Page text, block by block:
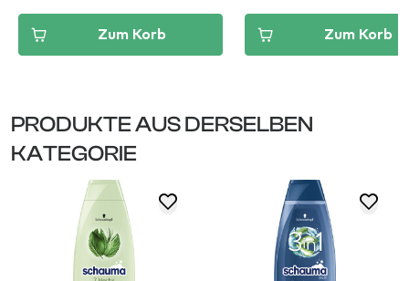
Zum Korb Zum Korb
PRODUKTE AUS DERSELBEN
KATEGORIE